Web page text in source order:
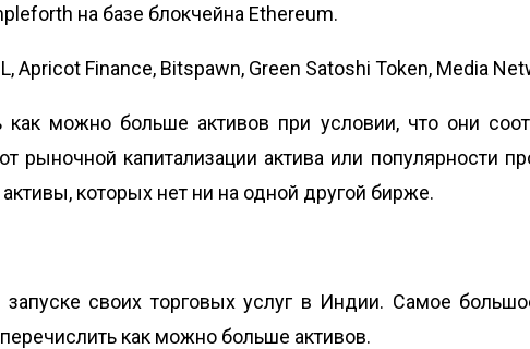
на базе блокчейна Ethereum.
Apricot Finance, Bitspawn, Green Satoshi Token, Media
можно больше активов при условии, что они
рыночной капитализации актива или популярности
которых нет ни на одной другой бирже.
своих торговых услуг в Индии. Самое
как можно больше активов.